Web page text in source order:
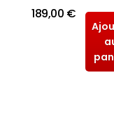
189,00 €